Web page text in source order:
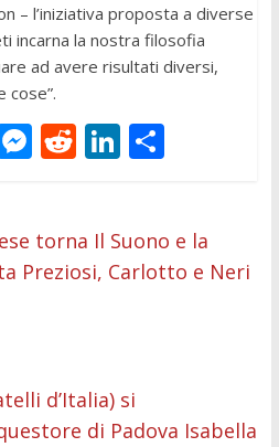
– l’iniziativa proposta a diverse
incarna la nostra filosofia
ad avere risultati diversi,
cose”.
M
e
n
R
di
t
Li
e
dI
C
di
vi
torna Il Suono e la
Preziosi, Carlotto e Neri
d’Italia) si
di Padova Isabella